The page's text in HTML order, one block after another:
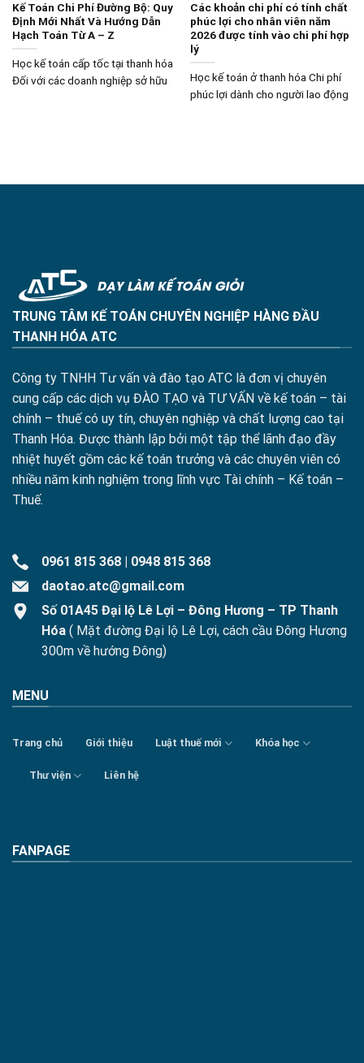
Kế Toán Chi Phí Đường Bộ: Quy
Định Mới Nhất Và Hướng Dẫn
Hạch Toán Từ A – Z
Học kế toán cấp tốc tại thanh hóa
Đối với các doanh nghiệp sở hữu
Các khoản chi phí có tính chất
phúc lợi cho nhân viên năm
2026 được tính vào chi phí hợp
lý
Học kế toán ở thanh hóa Chi phí
phúc lợi dành cho người lao động
TRUNG TÂM KẾ TOÁN CHUYÊN NGHIỆP HÀNG ĐẦU
THANH HÓA ATC
Công ty TNHH Tư vấn và đào tạo ATC là đơn vị chuyên
cung cấp các dịch vụ ĐÀO TẠO và TƯ VẤN về kế toán – tài
chính – thuế có uy tín, chuyên nghiệp và chất lượng cao tại
Thanh Hóa. Được thành lập bởi một tập thể lãnh đạo đầy
nhiệt huyết gồm các kế toán trưởng và các chuyên viên có
nhiều năm kinh nghiệm trong lĩnh vực Tài chính – Kế toán –
Thuế.
0961 815 368 | 0948 815 368
daotao.atc@gmail.com
Số 01A45 Đại lộ Lê Lợi – Đông Hương – TP Thanh
Hóa ( Mặt đường Đại lộ Lê Lợi, cách cầu Đông Hương
300m về hướng Đông)
MENU
Trang chủ Giới thiệu Luật thuế mới Khóa học
Thư viện Liên hệ
FANPAGE